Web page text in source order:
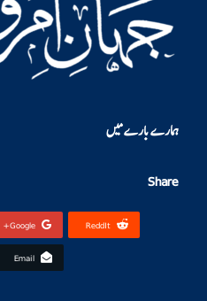
ہمارے بارے میں
Share
Google+ ReddIt
Email